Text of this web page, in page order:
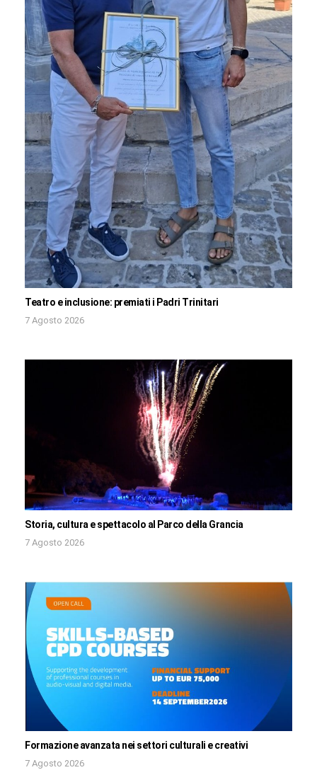
Teatro e inclusione: premiati i Padri Trinitari
7 Agosto 2026
Storia, cultura e spettacolo al Parco della Grancia
7 Agosto 2026
Formazione avanzata nei settori culturali e creativi
7 Agosto 2026